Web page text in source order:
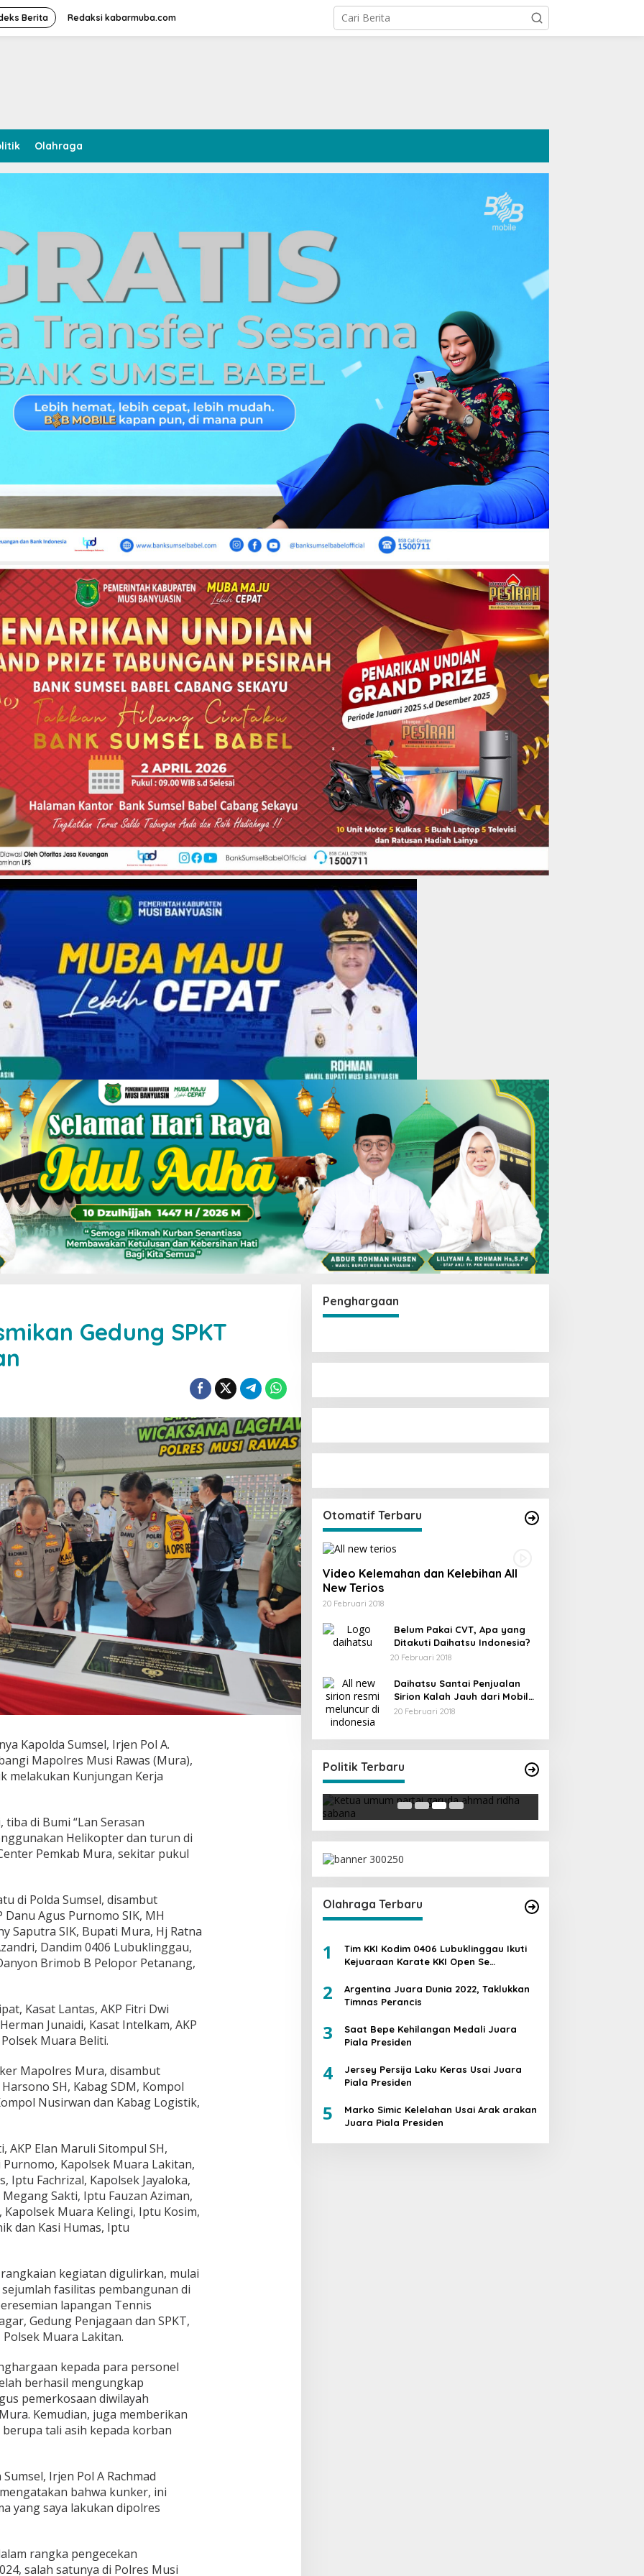
Berita Redaksi kabarmuba.com
Olahraga
Gedung SPKT
Kapolda Sumsel, Irjen Pol A.
Mapolres Musi Rawas (Mura),
melakukan Kunjungan Kerja
di Bumi “Lan Serasan
Helikopter dan turun di
Pemkab Mura, sekitar pukul
di Polda Sumsel, disambut
Agus Purnomo SIK, MH
Saputra SIK, Bupati Mura, Hj Ratna
Dandim 0406 Lubuklinggau,
Brimob B Pelopor Petanang,
Kasat Lantas, AKP Fitri Dwi
Junaidi, Kasat Intelkam, AKP
Muara Beliti.
Mapolres Mura, disambut
SH, Kabag SDM, Kompol
Nusirwan dan Kabag Logistik,
AKP Elan Maruli Sitompul SH,
Kapolsek Muara Lakitan,
Iptu Fachrizal, Kapolsek Jayaloka,
Sakti, Iptu Fauzan Aziman,
Muara Kelingi, Iptu Kosim,
dan Kasi Humas, Iptu
kegiatan digulirkan, mulai
fasilitas pembangunan di
lapangan Tennis
Gedung Penjagaan dan SPKT,
Polsek Muara Lakitan.
kepada para personel
berhasil mengungkap
pemerkosaan diwilayah
Kemudian, juga memberikan
tali asih kepada korban
Irjen Pol A Rachmad
bahwa kunker, ini
yang saya lakukan dipolres
rangka pengecekan
salah satunya di Polres Musi
Penghargaan
Otomatif Terbaru
Video Kelemahan dan Kelebihan All
New Terios
20 Februari 2018
Belum Pakai CVT, Apa yang
Ditakuti Daihatsu Indonesia?
20 Februari 2018
Daihatsu Santai Penjualan
Sirion Kalah Jauh dari Mobil
LCGC
20 Februari 2018
Politik Terbaru
Gubernur
2023
KPU Trenggalek Gelar Uji Publik
Di Berita, Jawa Timur, Politik, Trenggalek
Desember 2022
Ini Dia Hubungan Partai Garuda
dengan Gerindra
Olahraga Terbaru
1
Tim KKI Kodim 0406 Lubuklinggau Ikuti
Kejuaraan Karate KKI Open Se
2
Argentina Juara Dunia 2022, Taklukkan
Timnas Perancis
3
Saat Bepe Kehilangan Medali Juara
Piala Presiden
4
Jersey Persija Laku Keras Usai Juara
Piala Presiden
5
Marko Simic Kelelahan Usai Arak arakan
Juara Piala Presiden